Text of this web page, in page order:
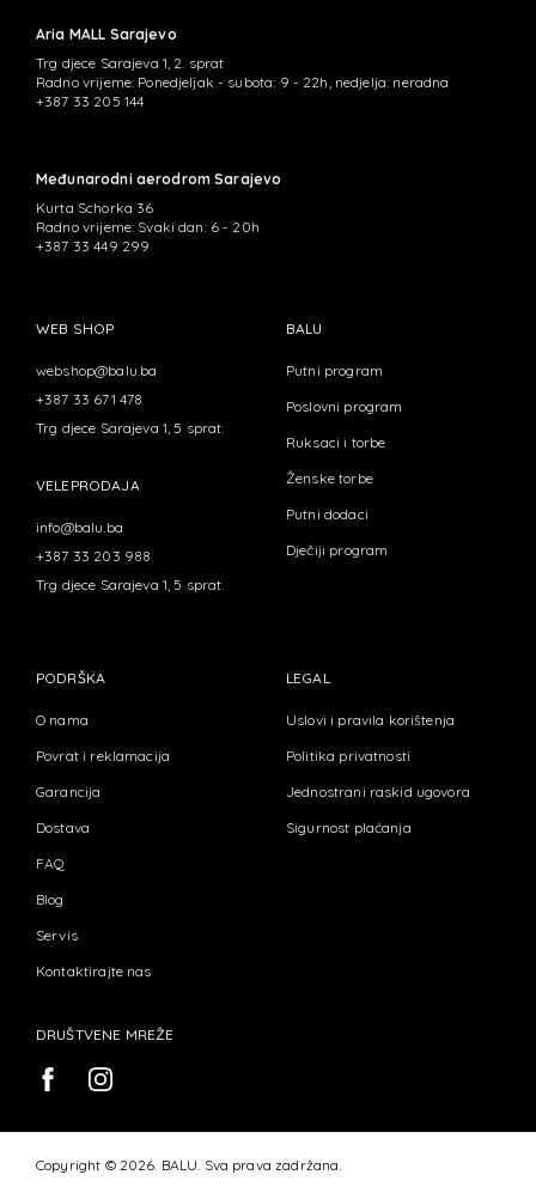
Aria MALL Sarajevo
Trg djece Sarajeva 1, 2. sprat
Radno vrijeme: Ponedjeljak - subota: 9 - 22h, nedjelja: neradna
+387 33 205 144
Međunarodni aerodrom Sarajevo
Kurta Schorka 36
Radno vrijeme: Svaki dan: 6 - 20h
+387 33 449 299
WEB SHOP
webshop@balu.ba
+387 33 671 478
Trg djece Sarajeva 1, 5 sprat.
VELEPRODAJA
info@balu.ba
+387 33 203 988
Trg djece Sarajeva 1, 5 sprat.
BALU
Putni program
Poslovni program
Ruksaci i torbe
Ženske torbe
Putni dodaci
Dječiji program
PODRŠKA
O nama
Povrat i reklamacija
Garancija
Dostava
FAQ
Blog
Servis
Kontaktirajte nas
LEGAL
Uslovi i pravila korištenja
Politika privatnosti
Jednostrani raskid ugovora
Sigurnost plaćanja
DRUŠTVENE MREŽE
Copyright © 2026. BALU. Sva prava zadržana.